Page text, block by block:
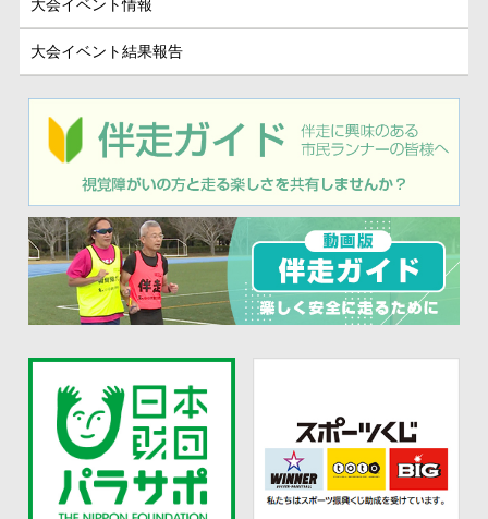
大会イベント情報
大会イベント結果報告